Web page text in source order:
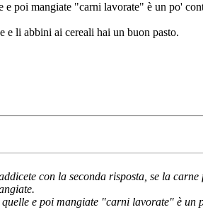
poi mangiate "carni lavorate" è un po'
e li abbini ai cereali hai un buon pasto.
con la seconda risposta, se la
e poi mangiate "carni lavorate" è un